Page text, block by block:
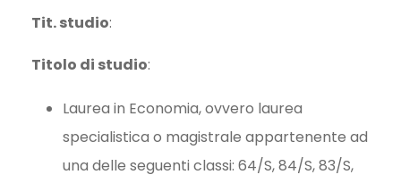
Tit. studio:
Titolo di studio:
Laurea in Economia, ovvero laurea
specialistica o magistrale appartenente ad
una delle seguenti classi: 64/S, 84/S, 83/S,